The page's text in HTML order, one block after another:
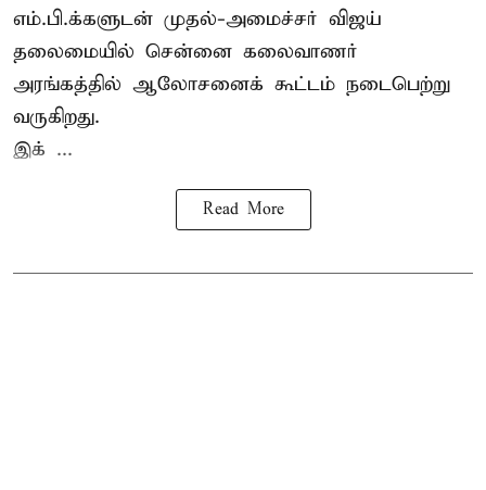
எம்.பி.க்களுடன் முதல்-அமைச்சர் விஜய்
தலைமையில் சென்னை கலைவாணர்
அரங்கத்தில் ஆலோசனைக் கூட்டம் நடைபெற்று
வருகிறது.
இக் ...
Read More